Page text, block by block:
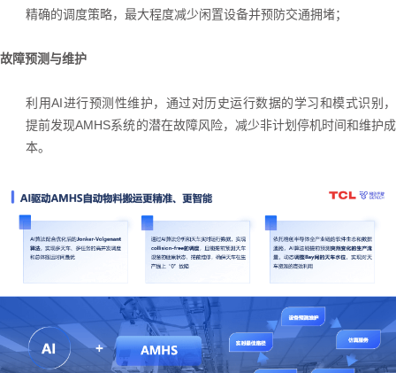
精确的调度策略，最大程度减少闲置设备并预防交通拥堵；
故障预测与维护
利用AI进行预测性维护，通过对历史运行数据的学习和模式识别，
提前发现AMHS系统的潜在故障风险，减少非计划停机时间和维护成
本。